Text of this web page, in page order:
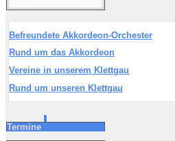
Befreundete Akkordeon-Orchester
Rund um das Akkordeon
Vereine in unserem Klettgau
Rund um unseren Klettgau
Termine